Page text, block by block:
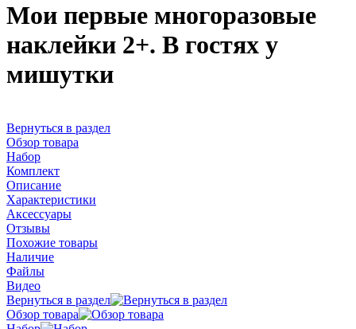
Мои первые многоразовые
наклейки 2+. В гостях у
мишутки
Вернуться в раздел
Обзор товара
Набор
Комплект
Описание
Характеристики
Аксессуары
Отзывы
Похожие товары
Наличие
Файлы
Видео
Вернуться в раздел
Обзор товара